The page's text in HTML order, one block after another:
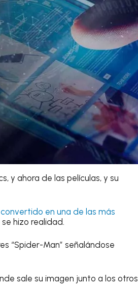
y ahora de las películas, y su
en una de las más
hizo realidad.
“Spider-Man” señalándose
sale su imagen junto a los otros